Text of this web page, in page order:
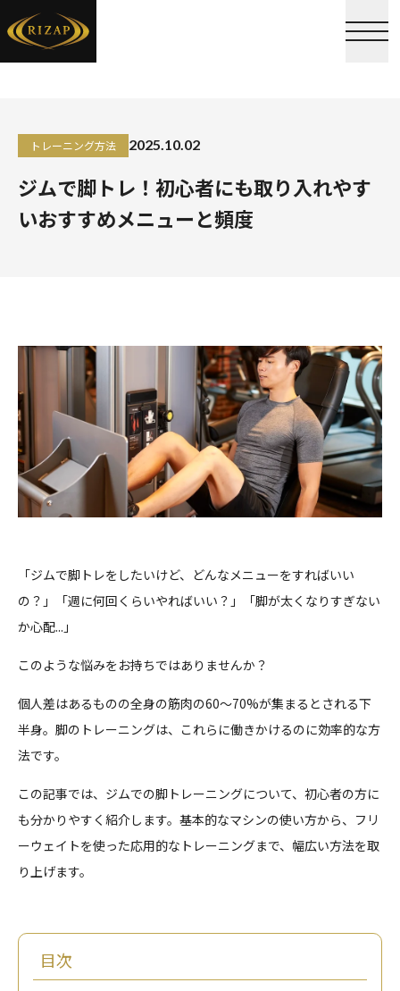
トレーニング方法 2025.10.02
ジムで脚トレ！初心者にも取り入れやす
いおすすめメニューと頻度
「ジムで脚トレをしたいけど、どんなメニューをすればいい
の？」「週に何回くらいやればいい？」「脚が太くなりすぎない
か心配...」
このような悩みをお持ちではありませんか？
個人差はあるものの全身の筋肉の60～70%が集まるとされる下
半身。脚のトレーニングは、これらに働きかけるのに効率的な方
法です。
この記事では、ジムでの脚トレーニングについて、初心者の方に
も分かりやすく紹介します。基本的なマシンの使い方から、フリ
ーウェイトを使った応用的なトレーニングまで、幅広い方法を取
り上げます。
目次